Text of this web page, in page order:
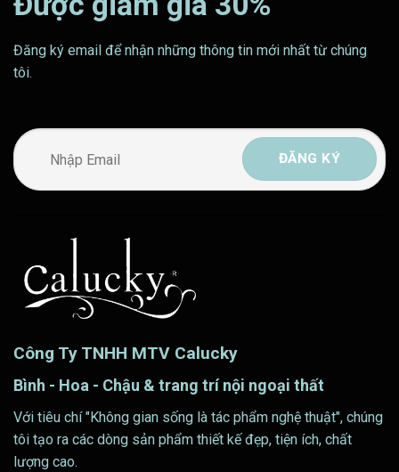
Đăng ký email để nhận những thông tin mới nhất từ chúng
tôi.
Công Ty TNHH MTV Calucky
Bình - Hoa - Chậu & trang trí nội ngoại thất
Với tiêu chí "Không gian sống là tác phẩm nghệ thuật", chúng
tôi tạo ra các dòng sản phẩm thiết kế đẹp, tiện ích, chất
lượng cao.